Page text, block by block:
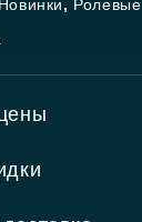
Новинки, Ролевые